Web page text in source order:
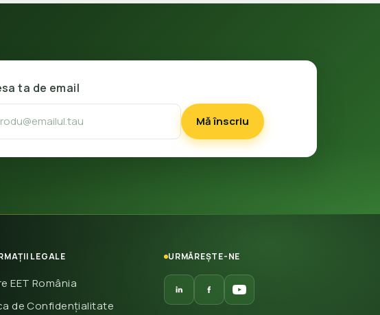
ta de email
Mă înscriu
LEGALE
EET România
de Confidențialitate
URMĂREȘTE-NE